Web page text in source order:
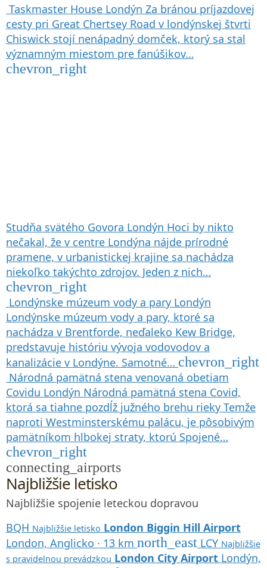
Taskmaster House Londýn Za bránou príjazdovej
cesty pri Great Chertsey Road v londýnskej štvrti
Chiswick stojí nenápadný domček, ktorý sa stal
významným miestom pre fanúšikov…
chevron_right
Studňa svätého Govora Londýn Hoci by nikto
nečakal, že v centre Londýna nájde prírodné
pramene, v urbanistickej krajine sa nachádza
niekoľko takýchto zdrojov. Jeden z nich…
chevron_right
Londýnske múzeum vody a pary Londýn
Londýnske múzeum vody a pary, ktoré sa
nachádza v Brentforde, neďaleko Kew Bridge,
predstavuje históriu vývoja vodovodov a
kanalizácie v Londýne. Samotné… chevron_right
Národná pamätná stena venovaná obetiam
Covidu Londýn Národná pamätná stena Covid,
ktorá sa tiahne pozdĺž južného brehu rieky Temže
naproti Westminsterskému palácu, je pôsobivým
pamätníkom hlbokej straty, ktorú Spojené…
chevron_right
connecting_airports
Najbližšie letisko
Najbližšie spojenie leteckou dopravou
BQH Najbližšie letisko London Biggin Hill Airport
London, Anglicko · 13 km north_east LCY Najbližšie
s pravidelnou prevádzkou London City Airport Londýn,